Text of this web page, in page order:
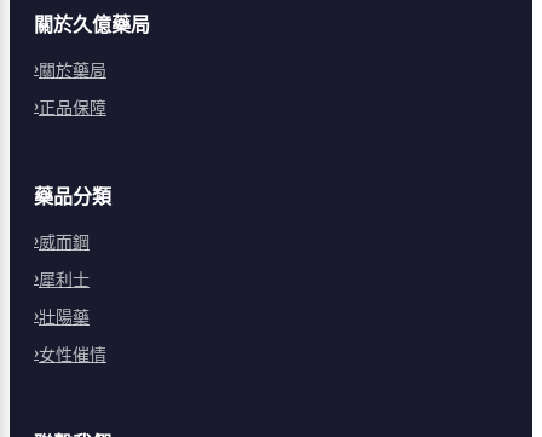
關於久億藥局
關於藥局
正品保障
藥品分類
威而鋼
犀利士
壯陽藥
女性催情